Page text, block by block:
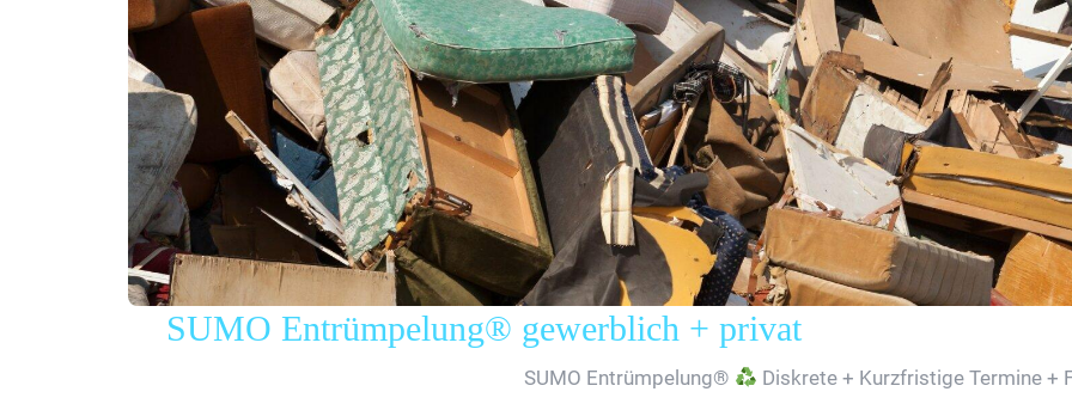
SUMO Entrümpelung® gewerblich + privat
SUMO Entrümpelung® Diskrete + Kurzfristige Termine +